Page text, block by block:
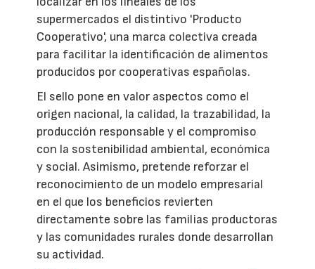
supermercados el distintivo 'Producto
Cooperativo', una marca colectiva creada
para facilitar la identificación de alimentos
producidos por cooperativas españolas.
El sello pone en valor aspectos como el
origen nacional, la calidad, la trazabilidad, la
producción responsable y el compromiso
con la sostenibilidad ambiental, económica
y social. Asimismo, pretende reforzar el
reconocimiento de un modelo empresarial
en el que los beneficios revierten
directamente sobre las familias productoras
y las comunidades rurales donde desarrollan
su actividad.